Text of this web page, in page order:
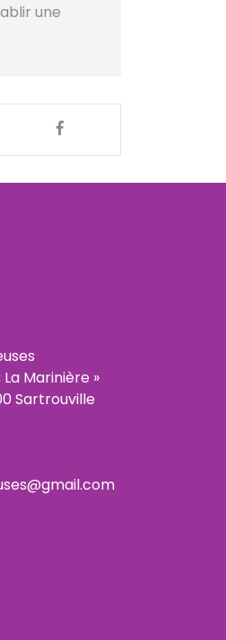
une
Marinière »
Sartrouville